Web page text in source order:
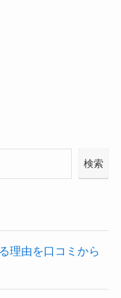
検索
理由を口コミから